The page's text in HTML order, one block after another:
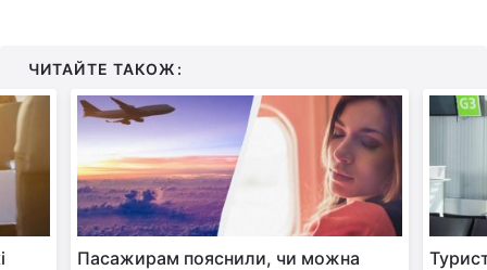
ЧИТАЙТЕ ТАКОЖ:
Пасажирам пояснили, чи можна